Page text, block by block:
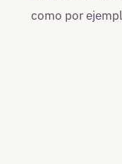
como por